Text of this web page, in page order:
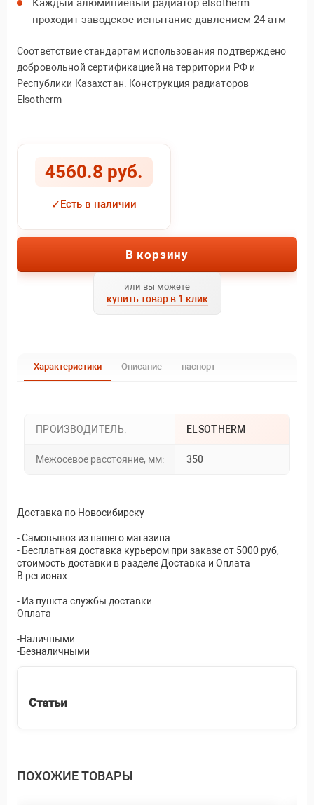
Каждый алюминиевый радиатор elsotherm
проходит заводское испытание давлением 24 атм
Соответствие стандартам использования подтверждено
добровольной сертификацией на территории РФ и
Республики Казахстан. Конструкция радиаторов
Elsotherm
4560.8 руб.
✓Есть в наличии
В корзину
или вы можете
купить товар в 1 клик
Характеристики Описание паспорт
ПРОИЗВОДИТЕЛЬ: ELSOTHERM
Межосевое расстояние, мм: 350
Доставка по Новосибирску
- Самовывоз из нашего магазина
- Бесплатная доставка курьером при заказе от 5000 руб,
стоимость доставки в разделе Доставка и Оплата
В регионах
- Из пункта службы доставки
Оплата
-Наличными
-Безналичными
Статьи
ПОХОЖИЕ ТОВАРЫ